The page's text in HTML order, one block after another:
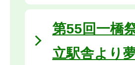
第55回一橋
立駅舎より